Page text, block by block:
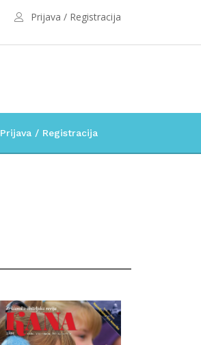
Prijava / Registracija
Prijava / Registracija